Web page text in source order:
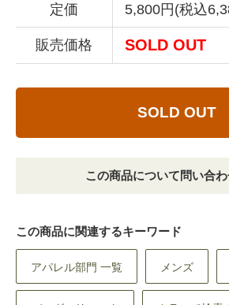
定価 5,800円(税込
販売価格 SOLD OUT
SOLD OUT
この商品について問い合
この商品に関連するキーワード
アパレル部門 一覧 メンズ